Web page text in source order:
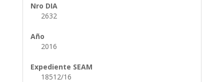
Nro DIA
2632
Año
2016
Expediente SEAM
18512/16